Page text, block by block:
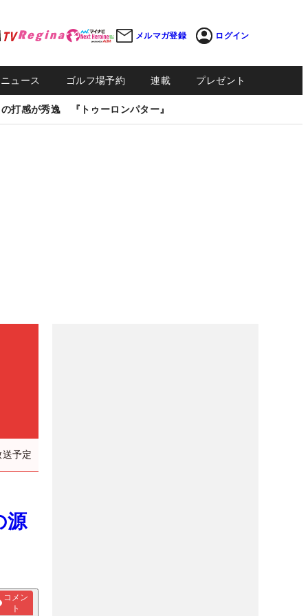
メルマガ登録 ログイン
ュース ゴルフ場予約 連載 プレゼント
打感が秀逸 『トゥーロンパター』
予定
源
コメン
ト